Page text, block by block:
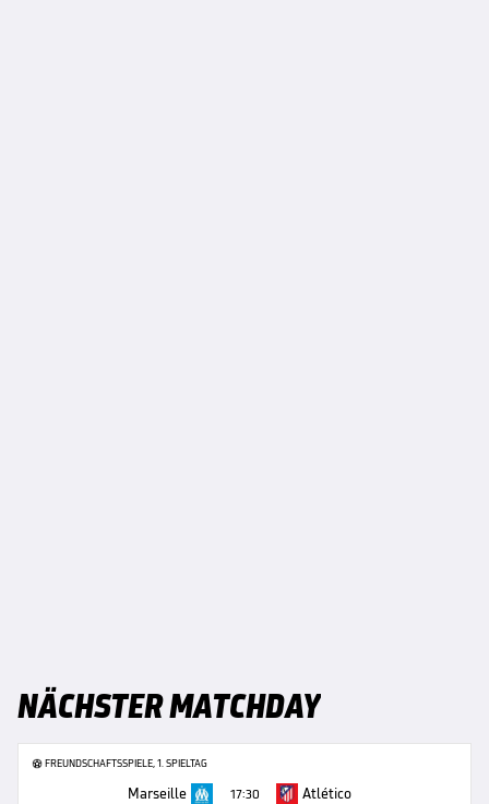
NÄCHSTER MATCHDAY
FREUNDSCHAFTSSPIELE, 1. SPIELTAG
Marseille 17:30 Atlético